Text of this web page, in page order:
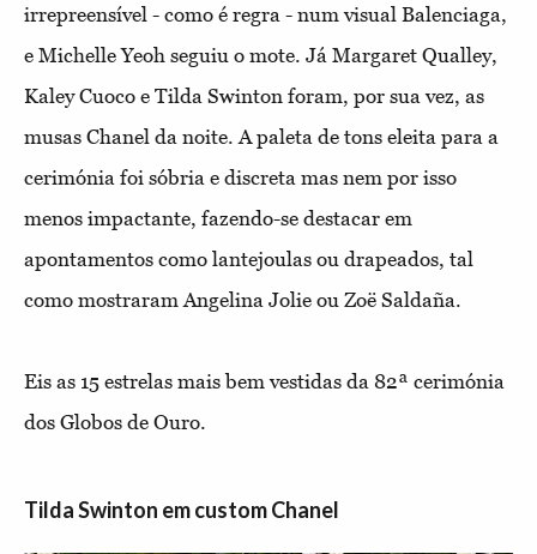
irrepreensível - como é regra - num visual Balenciaga,
e Michelle Yeoh seguiu o mote. Já Margaret Qualley,
Kaley Cuoco e Tilda Swinton foram, por sua vez, as
musas Chanel da noite. A paleta de tons eleita para a
cerimónia foi sóbria e discreta mas nem por isso
menos impactante, fazendo-se destacar em
apontamentos como lantejoulas ou drapeados, tal
como mostraram Angelina Jolie ou Zoë Saldaña.
Eis as 15 estrelas mais bem vestidas da 82ª cerimónia
dos Globos de Ouro.
Tilda Swinton em custom Chanel